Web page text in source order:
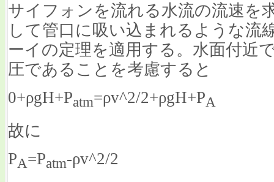
サイフォンを流れる水流の流速を
して管口に吸い込まれるような流
ーイの定理を適用する。水面付近
圧であることを考慮すると
0+ρgH+Patm=ρv^2/2+ρgH+PA
故に
PA=Patm-ρv^2/2